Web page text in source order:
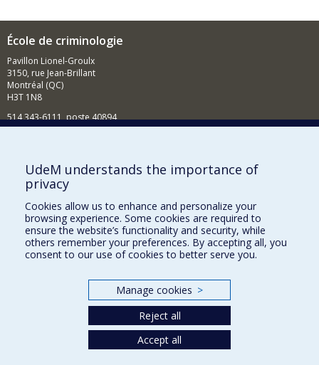
École de criminologie
Pavillon Lionel-Groulx
3150, rue Jean-Brillant
Montréal (QC)
H3T 1N8
514 343-6111, poste 40894
Comment soutenir l'École?
BESOIN D'AIDE?
Plan du site
Signaler une erreur
Accessibilité
Nos départements et écoles
UdeM understands the importance of
privacy
Cookies allow us to enhance and personalize your
browsing experience. Some cookies are required to
ensure the website’s functionality and security, while
others remember your preferences. By accepting all, you
consent to our use of cookies to better serve you.
Manage cookies >
Reject all
Accept all